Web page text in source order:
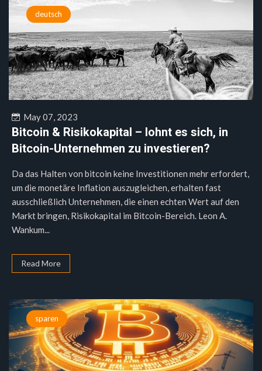
deutsch
May 07, 2023
Bitcoin & Risikokapital – lohnt es sich, in
Bitcoin-Unternehmen zu investieren?
Da das Halten von bitcoin keine Investitionen mehr erfordert,
um die monetäre Inflation auszugleichen, erhalten fast
ausschließlich Unternehmen, die einen echten Wert auf den
Markt bringen, Risikokapital im Bitcoin-Bereich. Leon A.
Wankum...
Read More
sparen